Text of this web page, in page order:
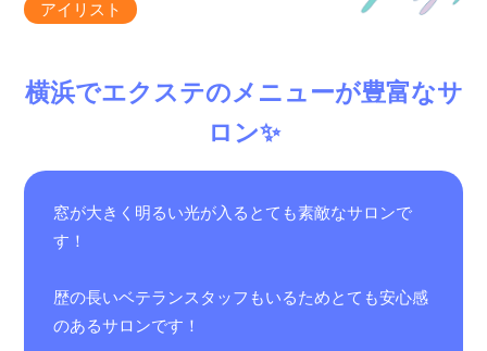
アイリスト
横浜でエクステのメニューが豊富なサ
ロン✨
窓が大きく明るい光が入るとても素敵なサロンで
す！
歴の長いベテランスタッフもいるためとても安心感
のあるサロンです！